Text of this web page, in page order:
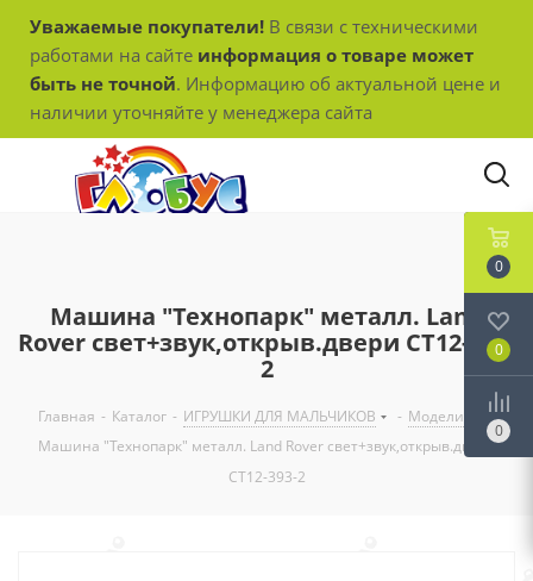
Уважаемые покупатели! В связи с техническими
работами на сайте информация о товаре может
быть не точной. Информацию об актуальной цене и
наличии уточняйте у менеджера сайта
Машина "Технопарк" металл. Land
Rover свет+звук,открыв.двери СТ12-393-
2
Главная - Каталог - ИГРУШКИ ДЛЯ МАЛЬЧИКОВ - Модели
-
Машина "Технопарк" металл. Land Rover свет+звук,открыв.двери
СТ12-393-2
0
0
0